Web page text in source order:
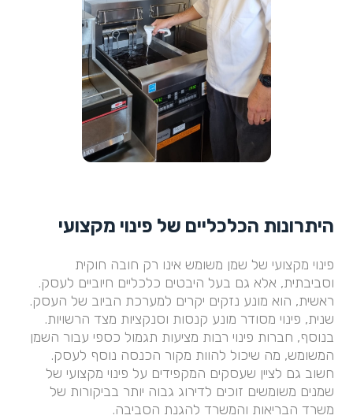
היתרונות הכלכליים של פינוי מקצועי
פינוי מקצועי של שמן משומש אינו רק חובה חוקית
וסביבתית, אלא גם בעל היבטים כלכליים חיוביים לעסק.
ראשית, הוא מונע נזקים יקרים למערכת הביוב של העסק.
שנית, פינוי מסודר מונע קנסות וסנקציות מצד הרשויות.
בנוסף, חברות פינוי רבות מציעות תגמול כספי עבור השמן
המשומש, מה שיכול להוות מקור הכנסה נוסף לעסק.
חשוב גם לציין שעסקים המקפידים על פינוי מקצועי של
שמנים משומשים זוכים לדירוג גבוה יותר בביקורות של
משרד הבריאות והמשרד להגנת הסביבה.